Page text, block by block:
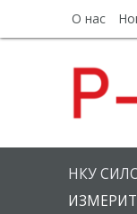
О нас
НКУ